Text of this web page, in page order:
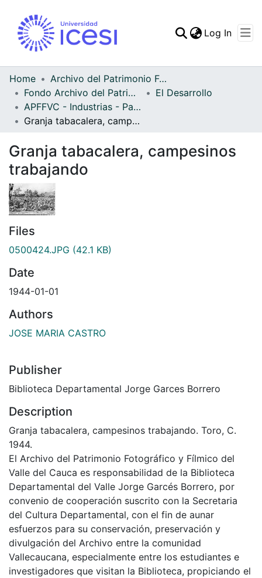
Statistics
Log In
Home
Archivo del Patrimonio Fotográfico y Fílmico del Valle del Cauca
Fondo Archivo del Patrimonio Fotográfico y Fílmico del Valle del Cauca
El Desarrollo
APFFVC - Industrias - Patrimonial
Granja tabacalera, campesinos trabajando
Granja tabacalera, campesinos
trabajando
Files
0500424.JPG (42.1 KB)
Date
1944-01-01
Authors
JOSE MARIA CASTRO
Publisher
Biblioteca Departamental Jorge Garces Borrero
Description
Granja tabacalera, campesinos trabajando. Toro, C.
1944.
El Archivo del Patrimonio Fotográfico y Fílmico del
Valle del Cauca es responsabilidad de la Biblioteca
Departamental del Valle Jorge Garcés Borrero, por
convenio de cooperación suscrito con la Secretaria
del Cultura Departamental, con el fin de aunar
esfuerzos para su conservación, preservación y
divulgación del Archivo entre la comunidad
Vallecaucana, especialmente entre los estudiantes e
investigadores que visitan la Biblioteca, propiciando el